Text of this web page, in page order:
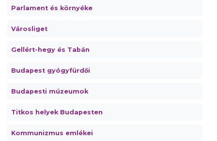
Parlament és környéke
Városliget
Gellért-hegy és Tabán
Budapest gyógyfürdői
Budapesti múzeumok
Titkos helyek Budapesten
Kommunizmus emlékei